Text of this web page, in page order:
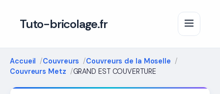
Tuto-bricolage.fr
Accueil Couvreurs
Couvreurs de la Moselle
Couvreurs Metz
GRAND EST COUVERTURE